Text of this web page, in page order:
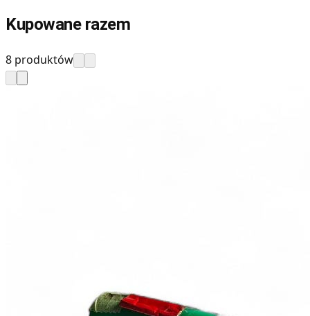
Kupowane razem
8 produktów